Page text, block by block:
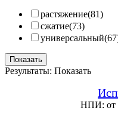
растяжение(81)
сжатие(73)
универсальный
Показать
Результаты: Показать
НПИ: от